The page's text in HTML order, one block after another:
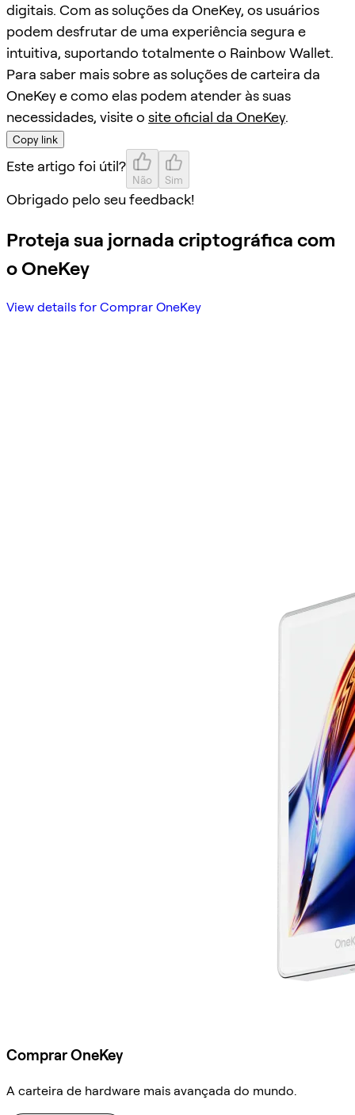
digitais. Com as soluções da OneKey, os usuários
podem desfrutar de uma experiência segura e
intuitiva, suportando totalmente o Rainbow Wallet.
Para saber mais sobre as soluções de carteira da
OneKey e como elas podem atender às suas
necessidades, visite o site oficial da OneKey.
Copy link
Este artigo foi útil?
Não Sim
Obrigado pelo seu feedback!
Proteja sua jornada criptográfica com
o OneKey
View details for Comprar OneKey
Comprar OneKey
A carteira de hardware mais avançada do mundo.